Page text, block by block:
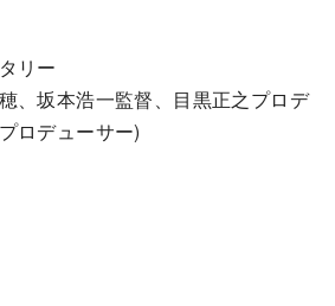
リー
、坂本浩一監督、目黒正之プロデ
ロデューサー)